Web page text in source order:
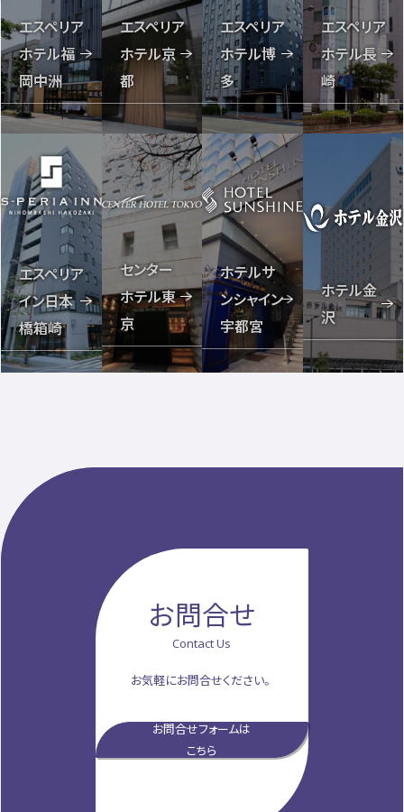
エスペリア
ホテル福
岡中洲
エスペリア
ホテル京
都
エスペリア
ホテル博
多
エスペリア
ホテル長
崎
エスペリア
イン日本
橋箱崎
センター
ホテル東
京
ホテルサ
ンシャイン
宇都宮
ホテル金
沢
お問合せ
Contact Us
お気軽にお問合せください。
お問合せフォームは
こちら